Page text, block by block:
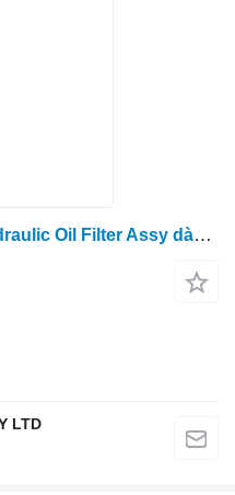
Bộ lọc thuỷ lực Ford 550 Hydraulic Oil Filter Assy dành cho máy kéo bánh lốp Ford 550
LTD